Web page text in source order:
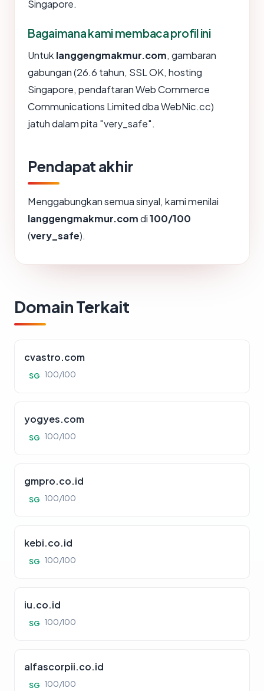
Singapore.
Bagaimana kami membaca profil ini
Untuk langgengmakmur.com, gambaran
gabungan (26.6 tahun, SSL OK, hosting
Singapore, pendaftaran Web Commerce
Communications Limited dba WebNic.cc)
jatuh dalam pita "very_safe".
Pendapat akhir
Menggabungkan semua sinyal, kami menilai
langgengmakmur.comdi100/100
(very_safe).
Domain Terkait
cvastro.com
SG 100/100
yogyes.com
SG 100/100
gmpro.co.id
SG 100/100
kebi.co.id
SG 100/100
iu.co.id
SG 100/100
alfascorpii.co.id
SG 100/100